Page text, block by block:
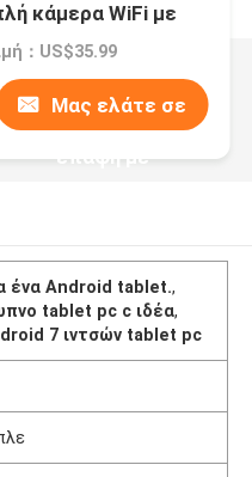
κάμερα WiFi με
ανάγνωση CM513
：US$35.99
Μας ελάτε σε
επαφή με
ένα Android tablet.,
tablet pc c ιδέα,
7 ιντσών tablet pc